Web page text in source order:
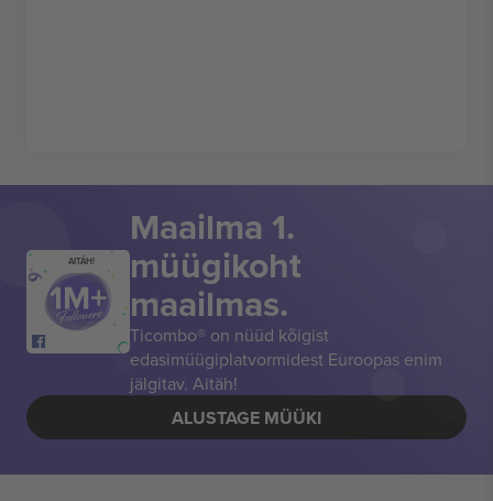
AITÄH!
Maailma 1.
müügikoht
maailmas.
Ticombo® on nüüd kõigist
edasimüügiplatvormidest Euroopas enim
jälgitav. Aitäh!
ALUSTAGE MÜÜKI